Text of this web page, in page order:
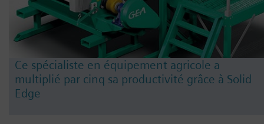
Ce spécialiste en équipement agricole a
multiplié par cinq sa productivité grâce à Solid
Edge